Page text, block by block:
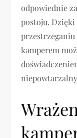
odpowiednie
postoju.
kamperem